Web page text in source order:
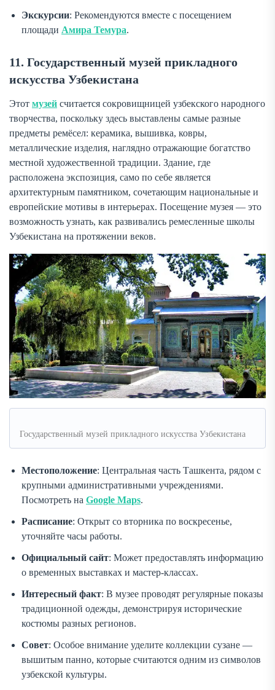
Экскурсии: Рекомендуются вместе с посещением
площади Амира Темура.
11. Государственный музей прикладного
искусства Узбекистана
Этот музей считается сокровищницей узбекского народного
творчества, поскольку здесь выставлены самые разные
предметы ремёсел: керамика, вышивка, ковры,
металлические изделия, наглядно отражающие богатство
местной художественной традиции. Здание, где
расположена экспозиция, само по себе является
архитектурным памятником, сочетающим национальные и
европейские мотивы в интерьерах. Посещение музея — это
возможность узнать, как развивались ремесленные школы
Узбекистана на протяжении веков.
Государственный музей прикладного искусства Узбекистана
Местоположение: Центральная часть Ташкента, рядом с
крупными административными учреждениями.
Посмотреть на Google Maps.
Расписание: Открыт со вторника по воскресенье,
уточняйте часы работы.
Официальный сайт: Может предоставлять информацию
о временных выставках и мастер-классах.
Интересный факт: В музее проводят регулярные показы
традиционной одежды, демонстрируя исторические
костюмы разных регионов.
Совет: Особое внимание уделите коллекции сузане —
вышитым панно, которые считаются одним из символов
узбекской культуры.